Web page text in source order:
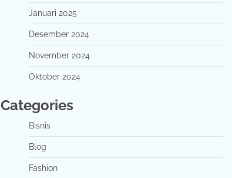
Januari 2025
Desember 2024
November 2024
Oktober 2024
Categories
Bisnis
Blog
Fashion